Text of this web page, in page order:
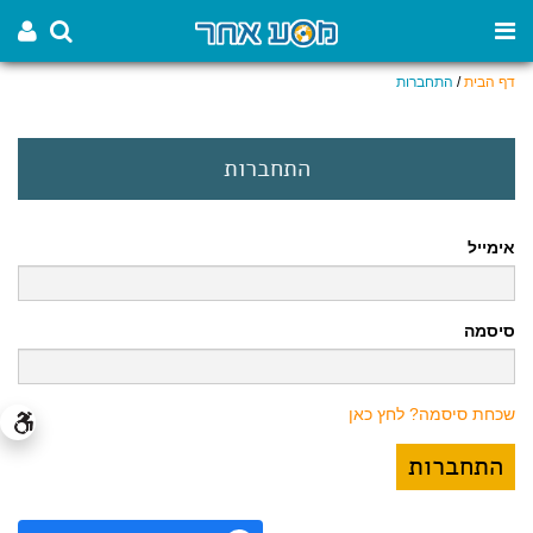
דף הבית/ התחברות
התחברות
אימייל
סיסמה
שכחת סיסמה? לחץ כאן